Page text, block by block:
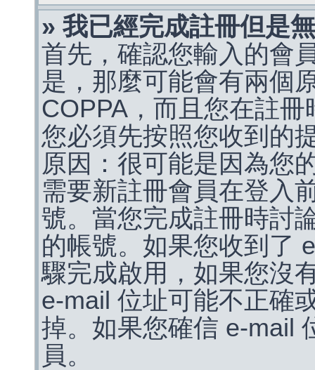
» 我已經完成註冊但是
首先，確認您輸入的會
是，那麼可能會有兩個
COPPA，而且您在註
您必須先按照您收到的
原因：很可能是因為您
需要新註冊會員在登入
號。當您完成註冊時討
的帳號。如果您收到了
驟完成啟用，如果您沒
e-mail 位址可能不正確
掉。如果您確信 e-mail
員。